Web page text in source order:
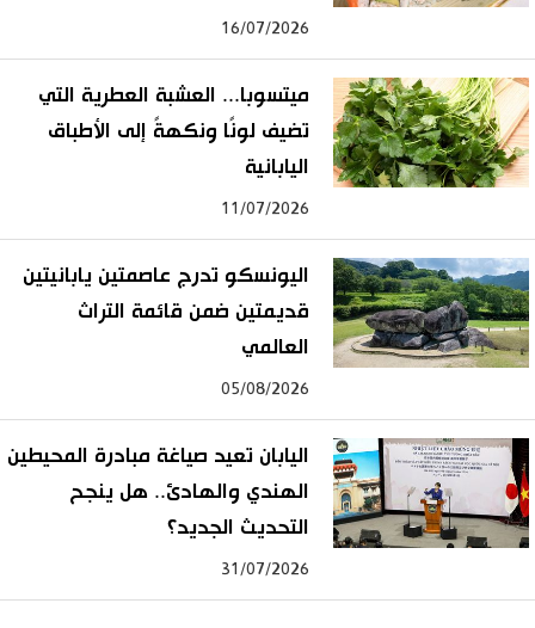
16/07/2026
ميتسوبا... العشبة العطرية التي
تضيف لونًا ونكهةً إلى الأطباق
اليابانية
11/07/2026
اليونسكو تدرج عاصمتين يابانيتين
قديمتين ضمن قائمة التراث
العالمي
05/08/2026
اليابان تعيد صياغة مبادرة المحيطين
الهندي والهادئ.. هل ينجح
التحديث الجديد؟
31/07/2026